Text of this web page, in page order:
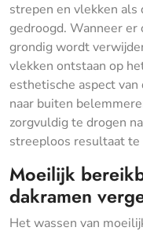
strepen en vlekken
gedroogd. Wanneer
grondig wordt
vlekken ontstaan op
esthetische aspect
naar buiten
zorgvuldig te drogen
streeploos resultaat te
Moeilijk
dakramen
Het wassen van